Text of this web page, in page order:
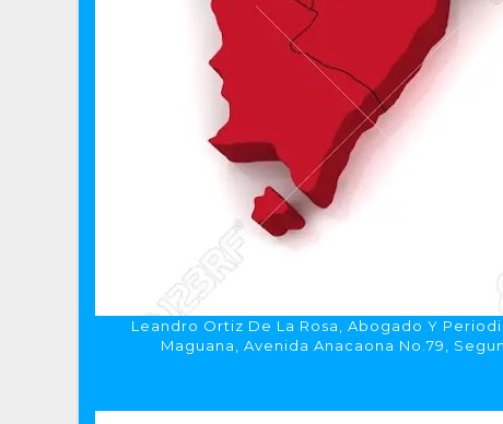
Leandro Ortiz De La Rosa, Abogado Y
Maguana, Avenida Anacaona No.79,